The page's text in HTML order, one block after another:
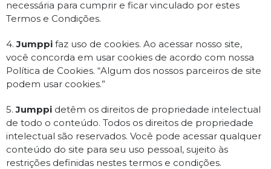
necessária para cumprir e ficar vinculado por estes
Termos e Condições.
4.Jumppi faz uso de cookies. Ao acessar nosso site,
você concorda em usar cookies de acordo com nossa
Política de Cookies. “Algum dos nossos parceiros de site
podem usar cookies.”
5.Jumppi detêm os direitos de propriedade intelectual
de todo o conteúdo. Todos os direitos de propriedade
intelectual são reservados. Você pode acessar qualquer
conteúdo do site para seu uso pessoal, sujeito às
restrições definidas nestes termos e condições.